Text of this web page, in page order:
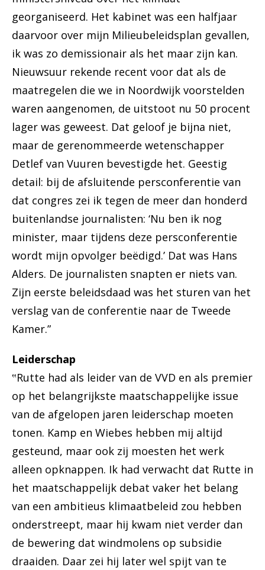
georganiseerd. Het kabinet was een halfjaar
daarvoor over mijn Milieubeleidsplan gevallen,
ik was zo demissionair als het maar zijn kan.
Nieuwsuur rekende recent voor dat als de
maatregelen die we in Noordwijk voorstelden
waren aangenomen, de uitstoot nu 50 procent
lager was geweest. Dat geloof je bijna niet,
maar de gerenommeerde wetenschapper
Detlef van Vuuren bevestigde het. Geestig
detail: bij de afsluitende persconferentie van
dat congres zei ik tegen de meer dan honderd
buitenlandse journalisten: ‘Nu ben ik nog
minister, maar tijdens deze persconferentie
wordt mijn opvolger beëdigd.’ Dat was Hans
Alders. De journalisten snapten er niets van.
Zijn eerste beleidsdaad was het sturen van het
verslag van de conferentie naar de Tweede
Kamer.”
Leiderschap
‟Rutte had als leider van de VVD en als premier
op het belangrijkste maatschappelijke issue
van de afgelopen jaren leiderschap moeten
tonen. Kamp en Wiebes hebben mij altijd
gesteund, maar ook zij moesten het werk
alleen opknappen. Ik had verwacht dat Rutte in
het maatschappelijk debat vaker het belang
van een ambitieus klimaatbeleid zou hebben
onderstreept, maar hij kwam niet verder dan
de bewering dat windmolens op subsidie
draaiden. Daar zei hij later wel spijt van te